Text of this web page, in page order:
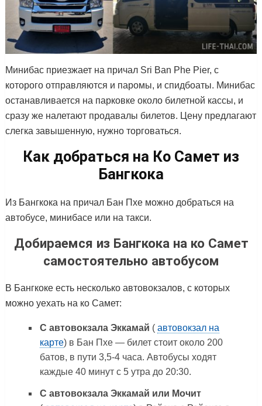
Минибас приезжает на причал Sri Ban Phe Pier, с
которого отправляются и паромы, и спидбоаты. Минибас
останавливается на парковке около билетной кассы, и
сразу же налетают продавалы билетов. Цену предлагают
слегка завышенную, нужно торговаться.
Как добраться на Ко Самет из
Бангкока
Из Бангкока на причал Бан Пхе можно добраться на
автобусе, минибасе или на такси.
Добираемся из Бангкока на ко Самет
самостоятельно автобусом
В Бангкоке есть несколько автовокзалов, с которых
можно уехать на ко Самет:
С автовокзала Эккамай ( автовокзал на
карте) в Бан Пхе — билет стоит около 200
батов, в пути 3,5-4 часа. Автобусы ходят
каждые 40 минут с 5 утра до 20:30.
С автовокзала Эккамай или Мочит